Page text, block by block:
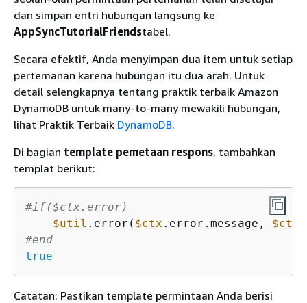
dan simpan entri hubungan langsung ke
AppSyncTutorialFriendstabel.
Secara efektif, Anda menyimpan dua item untuk setiap
pertemanan karena hubungan itu dua arah. Untuk
detail selengkapnya tentang praktik terbaik Amazon
DynamoDB untuk many-to-many mewakili hubungan,
lihat Praktik Terbaik DynamoDB.
Di bagian template pemetaan respons, tambahkan
templat berikut:
#if($ctx.error)
$util .error( $ctx .error.message, $ctx
#end
true
Catatan: Pastikan template permintaan Anda berisi